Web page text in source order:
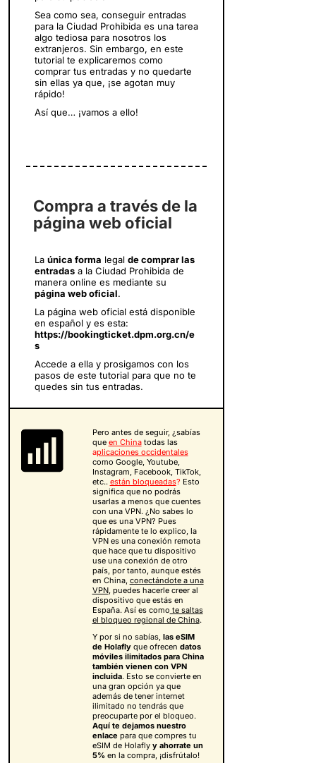
Sea como sea, conseguir entradas
para la Ciudad Prohibida es una tarea
algo tediosa para nosotros los
extranjeros. Sin embargo, en este
tutorial te explicaremos como
comprar tus entradas y no quedarte
sin ellas ya que, ¡se agotan muy
rápido!
Así que… ¡vamos a ello!
Compra a través de la
página web oficial
La única forma legal de comprar las
entradasa la Ciudad Prohibida de
manera online es mediante su
página web oficial.
La página web oficial está disponible
en español y es esta:
https://bookingticket.dpm.org.cn/e
s
Accede a ella y prosigamos con los
pasos de este tutorial para que no te
quedes sin tus entradas.
Pero antes de seguir, ¿sabías
que en Chinatodas las
aplicaciones occidentales
como Google, Youtube,
Instagram, Facebook, TikTok,
etc.. están bloqueadas? Esto
significa que no podrás
usarlas a menos que cuentes
con una VPN. ¿No sabes lo
que es una VPN? Pues
rápidamente te lo explico, la
VPN es una conexión remota
que hace que tu dispositivo
use una conexión de otro
país, por tanto, aunque estés
en China, conectándote a una
VPN, puedes hacerle creer al
dispositivo que estás en
España. Así es como te saltas
el bloqueo regional de China.
Y por si no sabías, las eSIM
de Holaflyque ofrecen datos
móviles ilimitados para China
también vienen con VPN
incluida. Esto se convierte en
una gran opción ya que
además de tener internet
ilimitado no tendrás que
preocuparte por el bloqueo.
Aquí te dejamos nuestro
enlace para que compres tu
eSIM de Holafly y ahorrate un
5%en la compra, ¡disfrútalo!